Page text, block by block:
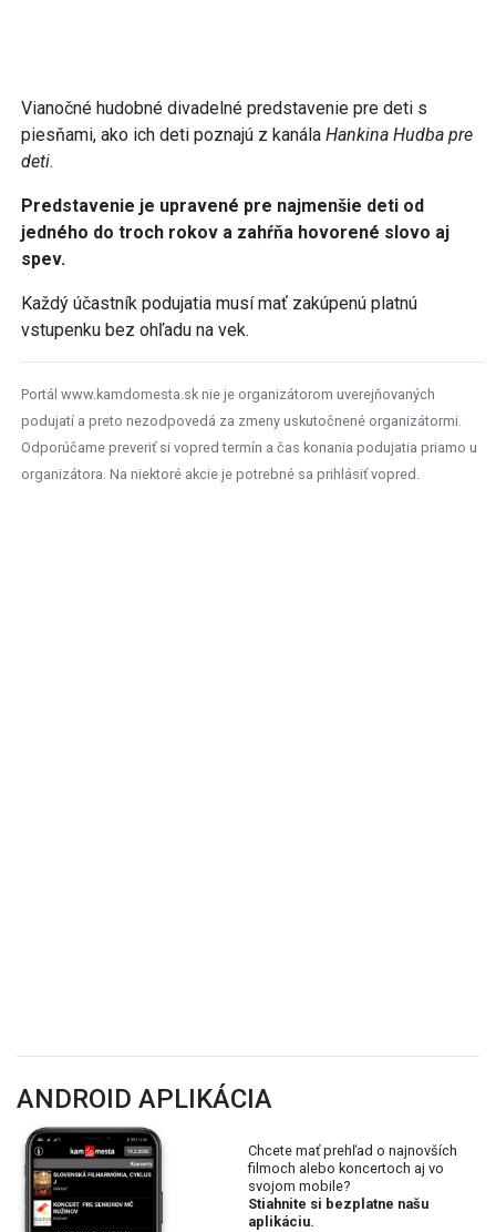
Vianočné hudobné divadelné predstavenie pre deti s
piesňami, ako ich deti poznajú z kanála Hankina Hudba pre
deti.
Predstavenie je upravené pre najmenšie deti od
jedného do troch rokov a zahŕňa hovorené slovo aj
spev.
Každý účastník podujatia musí mať zakúpenú platnú
vstupenku bez ohľadu na vek.
Portál www.kamdomesta.sk nie je organizátorom uverejňovaných
podujatí a preto nezodpovedá za zmeny uskutočnené organizátormi.
Odporúčame preveriť si vopred termín a čas konania podujatia priamo u
organizátora. Na niektoré akcie je potrebné sa prihlásiť vopred.
ANDROID APLIKÁCIA
Chcete mať prehľad o najnovších
filmoch alebo koncertoch aj vo
svojom mobile?
Stiahnite si bezplatne našu
aplikáciu.